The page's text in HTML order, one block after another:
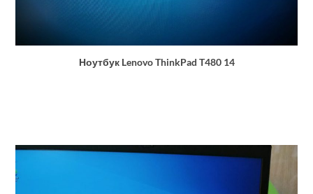
Ноутбук Lenovo ThinkPad T480 14